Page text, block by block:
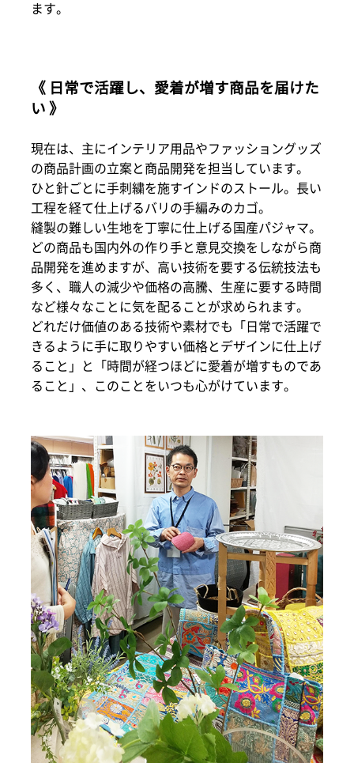
ます。
《 日常で活躍し、愛着が増す商品を届けた
い 》
現在は、主にインテリア用品やファッショングッズ
の商品計画の立案と商品開発を担当しています。
ひと針ごとに手刺繍を施すインドのストール。長い
工程を経て仕上げるバリの手編みのカゴ。
縫製の難しい生地を丁寧に仕上げる国産パジャマ。
どの商品も国内外の作り手と意見交換をしながら商
品開発を進めますが、高い技術を要する伝統技法も
多く、職人の減少や価格の高騰、生産に要する時間
など様々なことに気を配ることが求められます。
どれだけ価値のある技術や素材でも「日常で活躍で
きるように手に取りやすい価格とデザインに仕上げ
ること」と「時間が経つほどに愛着が増すものであ
ること」、このことをいつも心がけています。